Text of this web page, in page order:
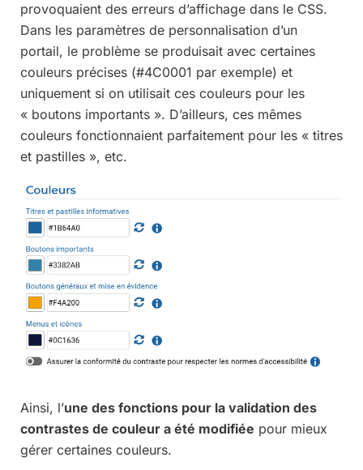
provoquaient des erreurs d’affichage dans le CSS.
Dans les paramètres de personnalisation d’un
portail, le problème se produisait avec certaines
couleurs précises (#4C0001 par exemple) et
uniquement si on utilisait ces couleurs pour les
« boutons importants ». D’ailleurs, ces mêmes
couleurs fonctionnaient parfaitement pour les « titres
et pastilles », etc.
Ainsi, l’une des fonctions pour la validation des
contrastes de couleur a été modifiée pour mieux
gérer certaines couleurs.